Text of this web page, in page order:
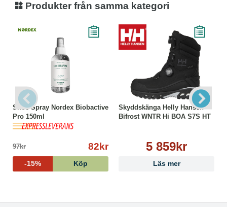
- Yttersula av ETPU
- Yttersula av Gummi
Produkter från samma kategori
Shoe Spray Nordex Biobactive
Pro 150ml
97kr 82kr
-15% Köp
Skyddskänga Helly Hansen
Bifrost WNTR Hi BOA S7S HT
5 859kr
Läs mer